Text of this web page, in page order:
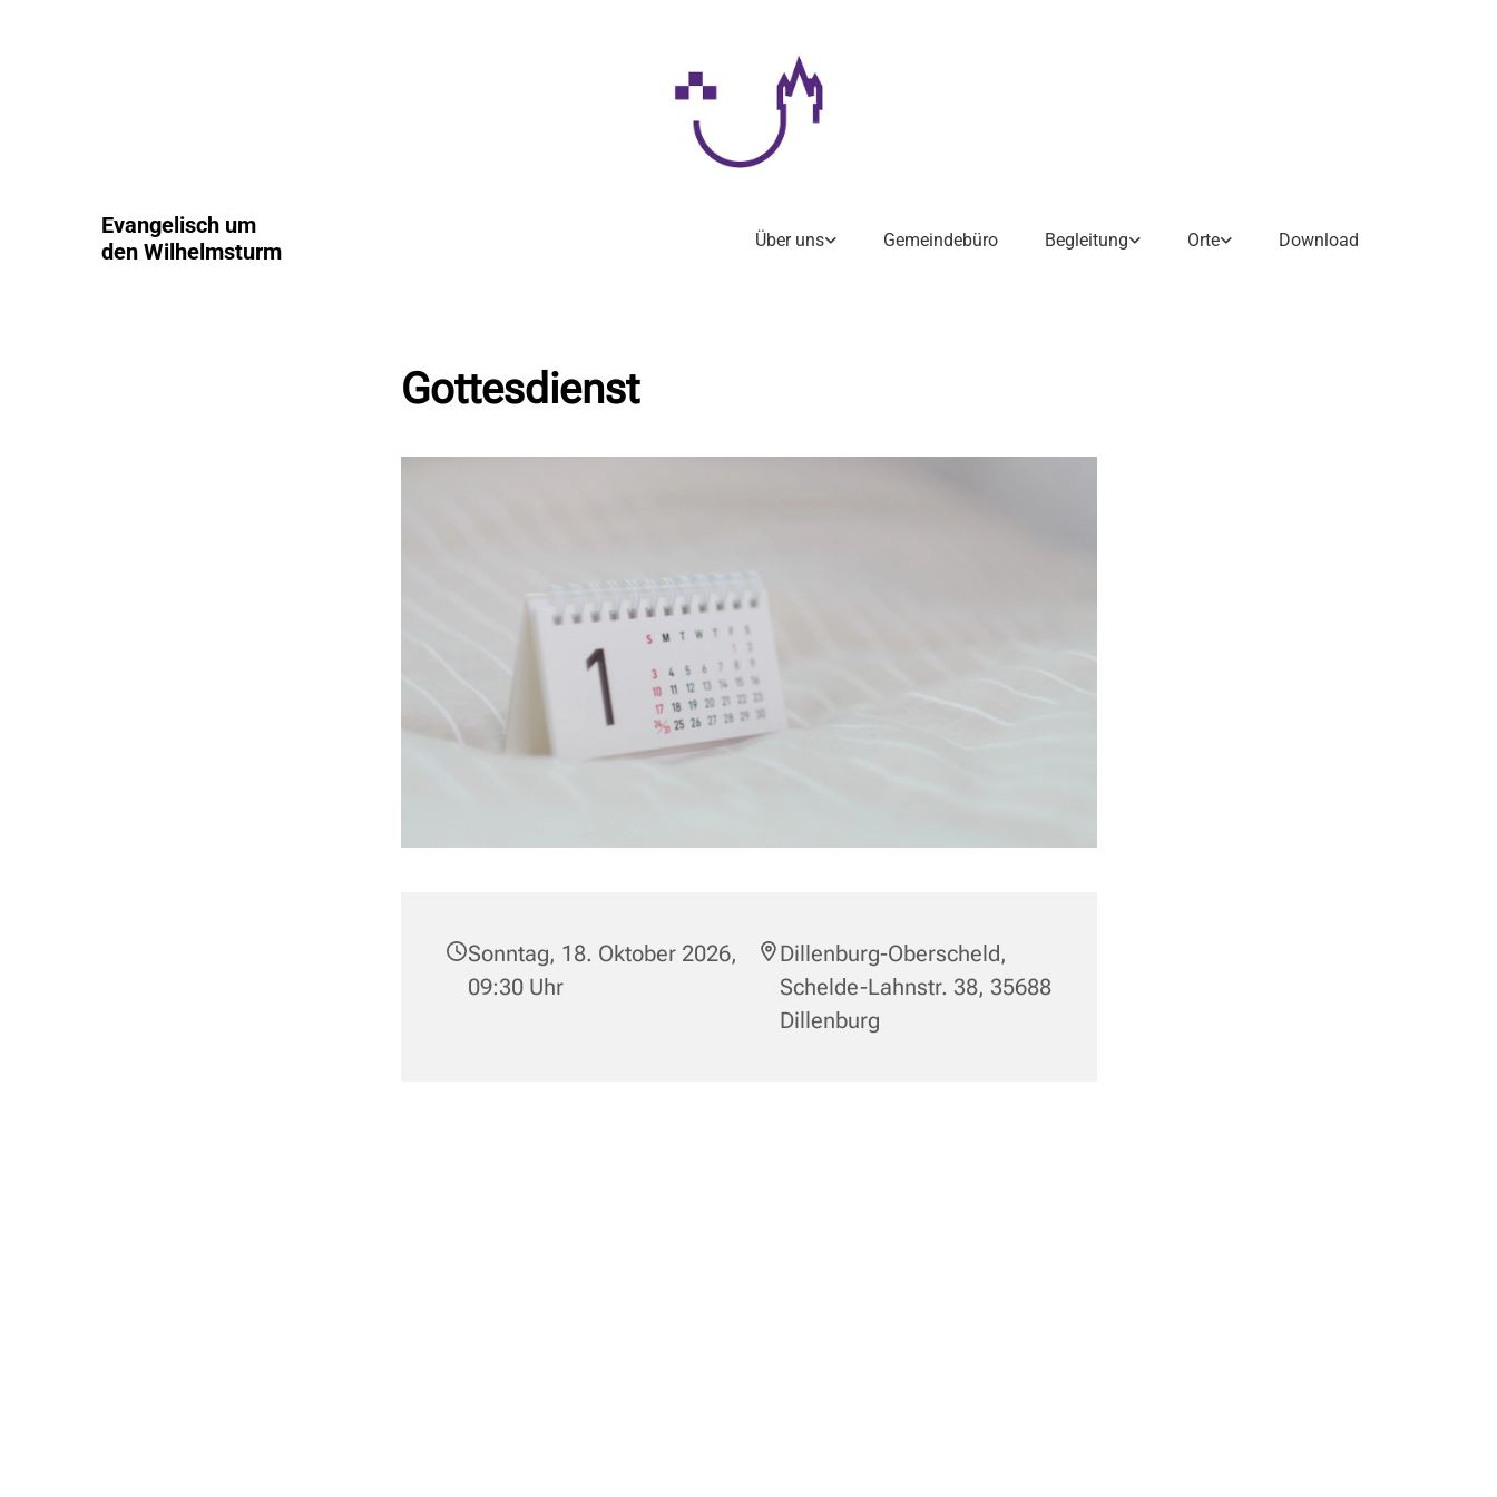
Evangelisch um
den Wilhelmsturm
Über uns Gemeindebüro Begleitung Orte Download
Gottesdienst
Sonntag, 18. Oktober 2026,
09:30 Uhr
Dillenburg-Oberscheld,
Schelde-Lahnstr. 38, 35688
Dillenburg